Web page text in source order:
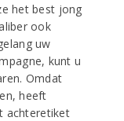
het best jong
ook
uw
kunt u
Omdat
heeft
achteretiket